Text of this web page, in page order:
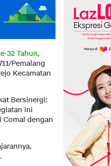
32 Tahun,
Pemalang
Kecamatan
Bersinergi:
ini
Comal dengan